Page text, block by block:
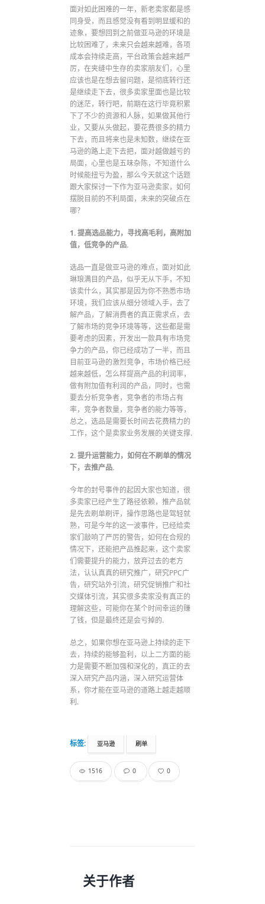
面对如此困难的一年，新老卖家都是感
同身受，而且感觉没有看到明显缓和的
迹象，要想回到之前做亚马逊的环境是
比较困难了，未来只会越来越难，各项
成本会持续走高，平台政策会越来越严
厉，在夹缝中生存的卖家朋友们，心里
应该也是在想去留问题，是彻底转行还
是继续走下去，很多卖家里面也是比较
的迷茫，转行吧，前期在这行毕竟积累
下了不少的资源和人脉，如果做其他行
业，又要从头做起，要花费很多的精力
下去，而且将来也是未知数，继续在亚
马逊的路上走下去把，面对越做越亏的
局面，心里也是五味杂陈，不知道什么
时候能扭亏为盈，那么今天就这个话题
跟大家探讨一下作为亚马逊卖家，如何
摆脱目前的不利局面，未来的突破点在
哪？
1. 提高选品能力，寻找高毛利，高附加
值，低竞争的产品.
选品一直是做亚马逊的难点，面对如此
琳琅满目的产品，似乎无从下手，不知
该卖什么，其实那是因为你不熟悉市场
环境，我们应该从细分领域入手，去了
解产品，了解消费者的真正需求点，去
了解市场的竞争环境等等，这些都是需
要考虑的因素，开发出一款具有市场竞
争力的产品，你已经成功了一半，而且
目前亚马逊的激烈竞争，市场价格已经
越来越低，怎么样提高产品的利润率，
做有附加值有利润的产品，同时，也需
要去分析竞争者，竞争者的市场占有
率，竞争者数量，竞争者的能力等等，
总之，选品是需要长时间去花费精力的
工作，这个是卖家业务发展的关键支撑.
2. 提升运营能力，如何在不刷单的情况
下，去推产品.
今年的封号事件的起因大家也知道，很
多卖家已经产生了路径依赖，推产品就
是先去刷单刷评，操作思路也是驾轻就
熟，可是今年的这一波事件，已经给卖
家们敲响了严厉的警告，如何在合规的
情况下，还能把产品推起来，这个卖家
们需要提升的能力，放弃过去的老方
法，认认真真的研究推广，研究PPC广
告，研究站外引流，研究促销推广和社
交媒体引流，其实很多卖家没有真正的
理解这些，可能你在某个时间幸运的赚
了钱，但是最终还是会亏掉的.
总之，如果你想在亚马逊上持续的走下
去，持续的能够盈利，以上二方面的能
力是需要不断加强和深化的，真正的去
深入研究产品内涵，深入研究运营体
系，你才能在亚马逊的道路上越走越顺
利.
标签: 亚马逊 刷单
1516 0 0
关于作者